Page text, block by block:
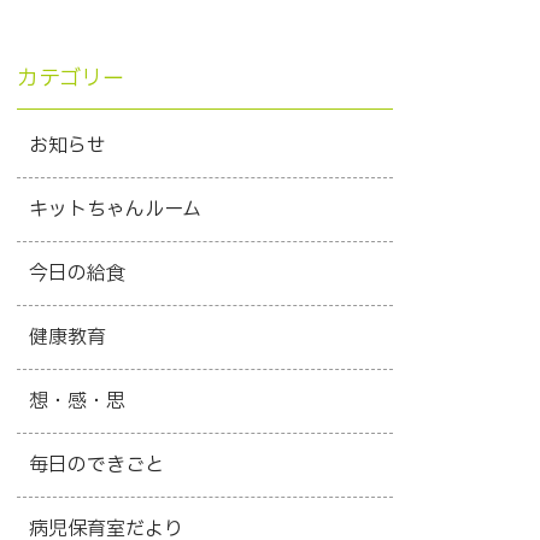
カテゴリー
お知らせ
キットちゃんルーム
今日の給食
健康教育
想・感・思
毎日のできごと
病児保育室だより